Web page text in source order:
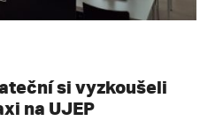
si vyzkoušeli
na UJEP